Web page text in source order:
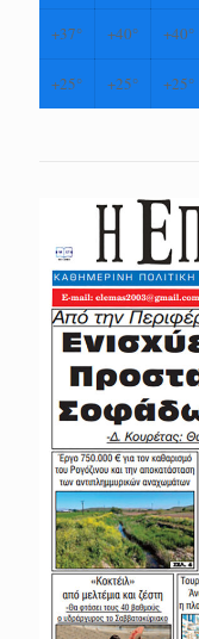
+37° +40° +40°
+25° +25° +25°